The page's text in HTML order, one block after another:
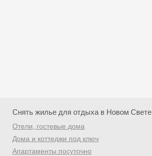
Снять жилье для отдыха в Новом Свете
Отели, гостевые дома
Дома и коттеджи под ключ
Апартаменты посуточно